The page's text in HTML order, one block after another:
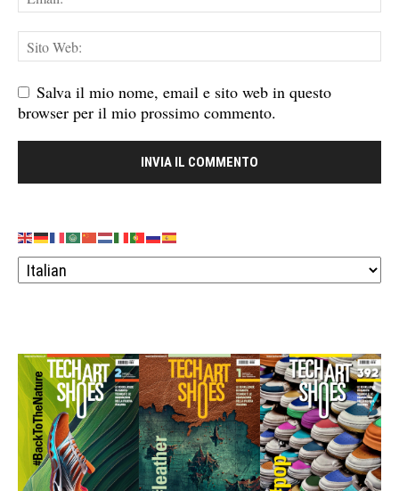
Salva il mio nome, email e sito web in questo
browser per il mio prossimo commento.